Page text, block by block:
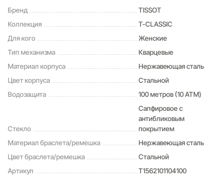
Бренд
TISSOT
Коллекция
T-CLASSIC
Для кого
Женские
Тип механизма
Кварцевые
Материал корпуса
Нержавеющая сталь
Цвет корпуса
Стальной
Водозащита
100 метров (10 ATM)
Стекло
Сапфировое с
антибликовым
покрытием
Материал браслета/ремешка
Нержавеющая сталь
Цвет браслета/ремешка
Стальной
Артикул
T1562101104100